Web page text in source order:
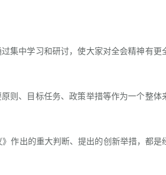
中学习和研讨，使大家对全会精神有更
则、目标任务、政策举措等作为一个整体
出的重大判断、提出的创新举措，都是